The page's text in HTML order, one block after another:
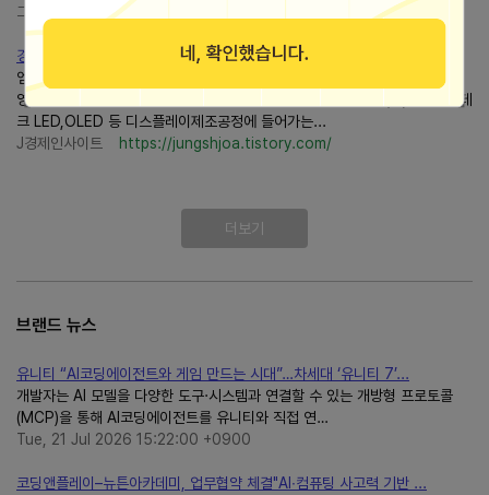
그냥사는거지
https://kt99.tistory.com/
경기도 용인시기흥구 기업 정보현황(공장등록 회사명)
엠항공교역 전술항법장비, 무선시험기, 전파측정장치 경기도 용인시 기흥구
영덕동 1029번지 U - TOWER 21층 2104 031-212-9461 (주)디에스피테
크 LED,OLED 등 디스플레이제조공정에 들어가는...
J경제인사이트
https://jungshjoa.tistory.com/
더보기
브랜드 뉴스
유니티 “AI코딩에이전트와 게임 만드는 시대”…차세대 ‘유니티 7’...
개발자는 AI 모델을 다양한 도구·시스템과 연결할 수 있는 개방형 프로토콜
(MCP)을 통해 AI코딩에이전트를 유니티와 직접 연…
Tue, 21 Jul 2026 15:22:00 +0900
코딩앤플레이–뉴튼아카데미, 업무협약 체결"AI∙컴퓨팅 사고력 기반 ...